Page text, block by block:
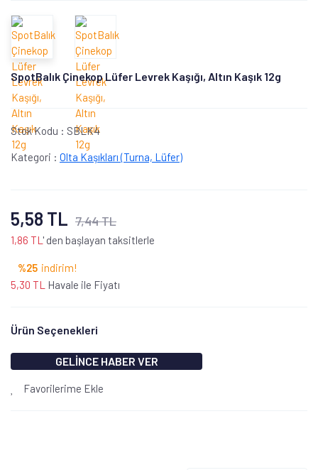
SpotBalık Çinekop Lüfer Levrek Kaşığı, Altın Kaşık 12g
Stok Kodu : SBLK4
Kategori : Olta Kaşıkları (Turna, Lüfer)
5,58 TL 7,44 TL
1,86 TL ' den başlayan taksitlerle
%25 indirim!
5,30 TL
Havale ile Fiyatı
Ürün Seçenekleri
GELİNCE HABER VER
Favorilerime Ekle